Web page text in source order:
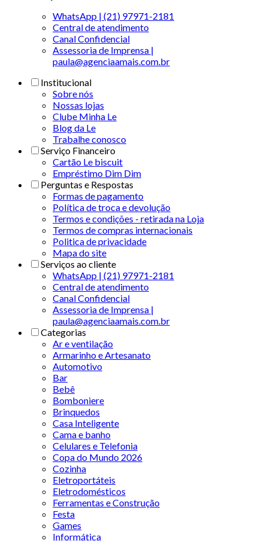
WhatsApp | (21) 97971-2181
Central de atendimento
Canal Confidencial
Assessoria de Imprensa |
paula@agenciaamais.com.br
Institucional
Sobre nós
Nossas lojas
Clube Minha Le
Blog da Le
Trabalhe conosco
Serviço Financeiro
Cartão Le biscuit
Empréstimo Dim Dim
Perguntas e Respostas
Formas de pagamento
Política de troca e devolução
Termos e condições - retirada na Loja
Termos de compras internacionais
Politica de privacidade
Mapa do site
Serviços ao cliente
WhatsApp | (21) 97971-2181
Central de atendimento
Canal Confidencial
Assessoria de Imprensa |
paula@agenciaamais.com.br
Categorias
Ar e ventilação
Armarinho e Artesanato
Automotivo
Bar
Bebê
Bomboniere
Brinquedos
Casa Inteligente
Cama e banho
Celulares e Telefonia
Copa do Mundo 2026
Cozinha
Eletroportáteis
Eletrodomésticos
Ferramentas e Construção
Festa
Games
Informática